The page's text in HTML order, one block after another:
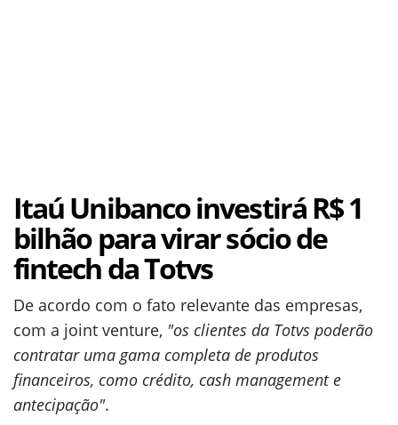
Itaú Unibanco investirá R$ 1
bilhão para virar sócio de
fintech da Totvs
De acordo com o fato relevante das empresas,
com a joint venture, "os clientes da Totvs poderão
contratar uma gama completa de produtos
financeiros, como crédito, cash management e
antecipação".